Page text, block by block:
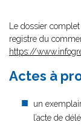
Le dossier
registre du
https://
Actes à
un
l’acte de